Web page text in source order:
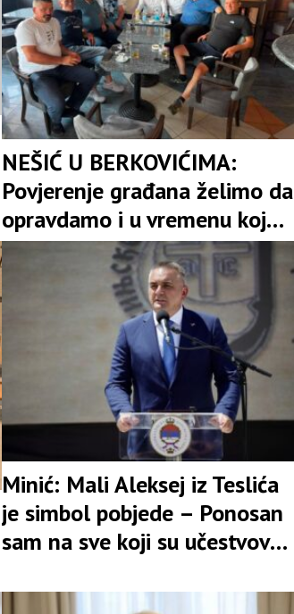
NEŠIĆ U BERKOVIĆIMA:
Povjerenje građana želimo da
opravdamo i u vremenu koje
dolazi
Minić: Mali Aleksej iz Teslića
je simbol pobjede – Ponosan
sam na sve koji su učestvovali